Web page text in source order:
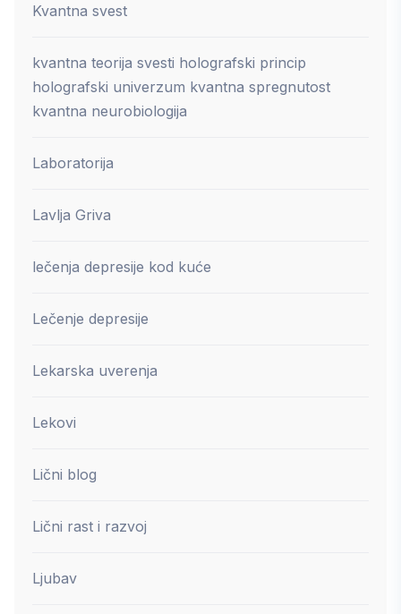
Kvantna svest
kvantna teorija svesti holografski princip
holografski univerzum kvantna spregnutost
kvantna neurobiologija
Laboratorija
Lavlja Griva
lečenja depresije kod kuće
Lečenje depresije
Lekarska uverenja
Lekovi
Lični blog
Lični rast i razvoj
Ljubav